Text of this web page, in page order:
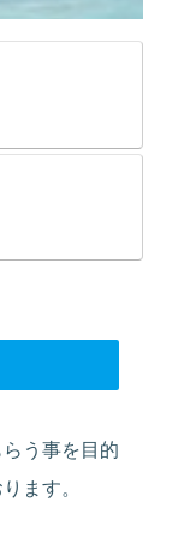
う事を目的
ます。